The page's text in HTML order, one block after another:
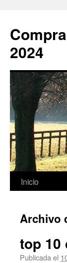
2024
Saltar
contenido
Inicio
Archivo
top 10
Publicada el